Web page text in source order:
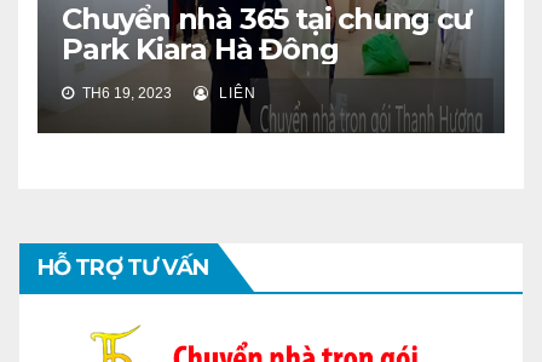
Chuyển nhà 365 tại chung cư
Park Kiara Hà Đông
TH6 19, 2023 LIÊN
HỖ TRỢ TƯ VẤN